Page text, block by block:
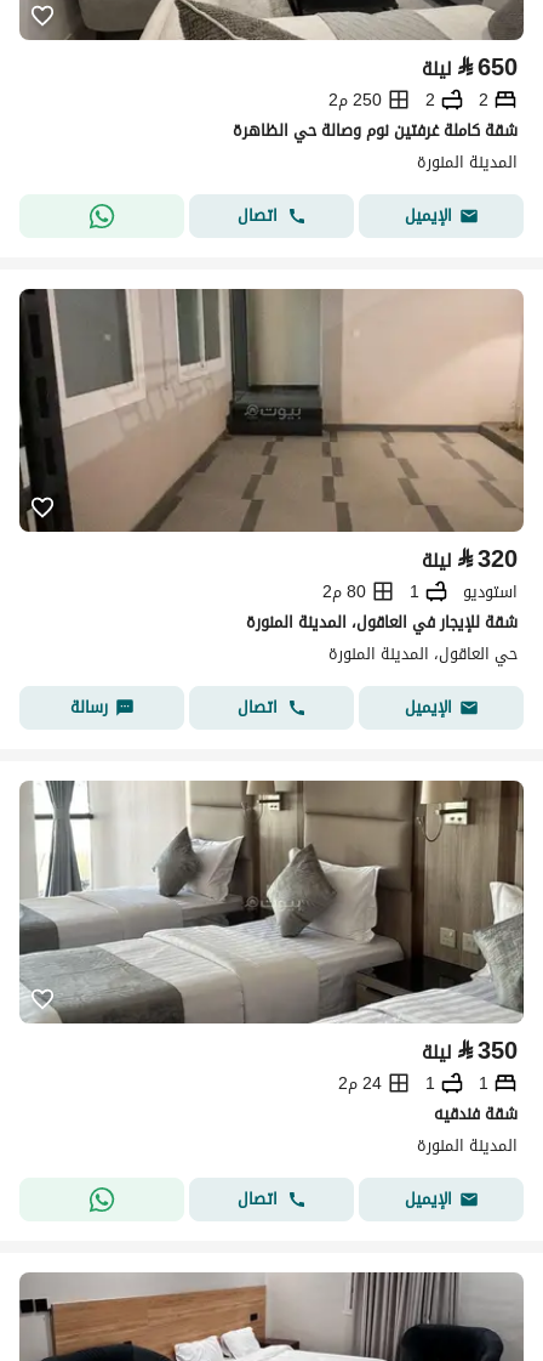
⃁650 ليلة
2
2
250 م2
شقة كاملة غرفتين نوم وصالة حي الظاهرة
المدينة المنورة
الإيميل
اتصال
⃁320 ليلة
استوديو 1
80 م2
شقة للإيجار في العاقول، المدينة المنورة
حي العاقول، المدينة المنورة
الإيميل
اتصال رسالة
⃁350 ليلة
1
1
24 م2
شقة فندقيه
المدينة المنورة
الإيميل
اتصال